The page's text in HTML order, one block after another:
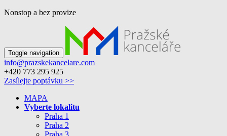
Nonstop a bez provize
Toggle navigation
info@prazskekancelare.com
+420 773 295 925
Zasílejte poptávku >>
MAPA
Vyberte lokalitu
Praha 1
Praha 2
Praha 3